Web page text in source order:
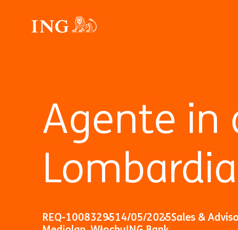
Agente in
Lombardia
REQ-1008329514/05/2025Sales &